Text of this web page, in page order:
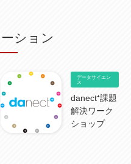
ション
データサイエン
ス
danect⁺課題
解決ワーク
ショップ